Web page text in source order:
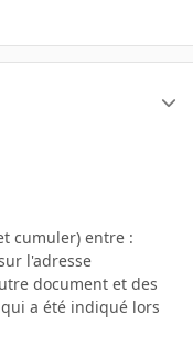
cumuler) entre :
l'adresse
document et des
a été indiqué lors